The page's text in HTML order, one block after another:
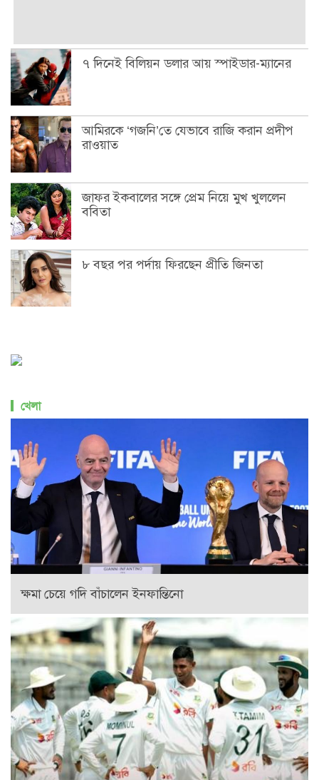
৭ দিনেই বিলিয়ন ডলার আয় স্পাইডার-ম্যানের
আমিরকে ‘গজনি’তে যেভাবে রাজি করান প্রদীপ
রাওয়াত
জাফর ইকবালের সঙ্গে প্রেম নিয়ে মুখ খুললেন
ববিতা
৮ বছর পর পর্দায় ফিরছেন প্রীতি জিনতা
খেলা
ক্ষমা চেয়ে গদি বাঁচালেন ইনফান্তিনো